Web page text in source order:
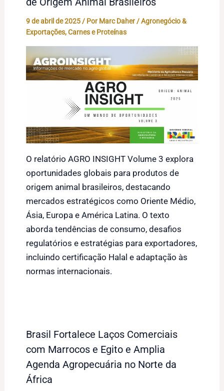
9 de abril de 2025 / Por Marc Daher /Agronegócio &
Exportações,Carnes e Proteínas
O relatório AGRO INSIGHT Volume 3 explora
oportunidades globais para produtos de
origem animal brasileiros, destacando
mercados estratégicos como Oriente Médio,
Ásia, Europa e América Latina. O texto
aborda tendências de consumo, desafios
regulatórios e estratégias para exportadores,
incluindo certificação Halal e adaptação às
normas internacionais.
Brasil Fortalece Laços Comerciais
com Marrocos e Egito e Amplia
Agenda Agropecuária no Norte da
África